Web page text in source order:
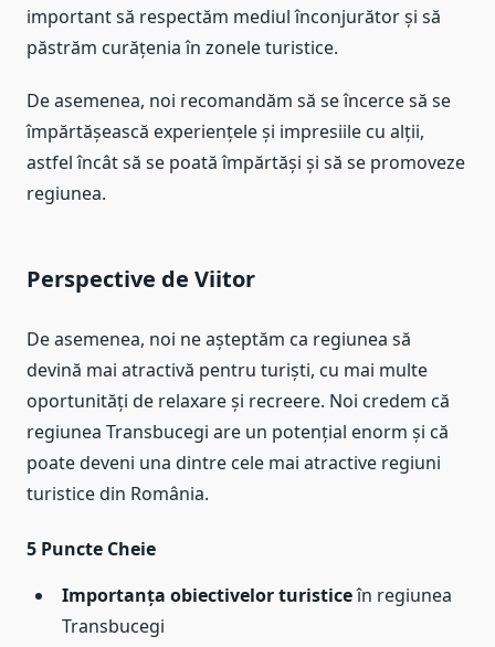
important să respectăm mediul înconjurător și să
păstrăm curățenia în zonele turistice.
De asemenea, noi recomandăm să se încerce să se
împărtășească experiențele și impresiile cu alții,
astfel încât să se poată împărtăși și să se promoveze
regiunea.
Perspective de Viitor
De asemenea, noi ne așteptăm ca regiunea să
devină mai atractivă pentru turiști, cu mai multe
oportunități de relaxare și recreere. Noi credem că
regiunea Transbucegi are un potențial enorm și că
poate deveni una dintre cele mai atractive regiuni
turistice din România.
5 Puncte Cheie
Importanța obiectivelor turisticeîn regiunea
Transbucegi